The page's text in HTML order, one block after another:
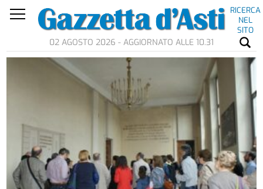
RICERCA
NEL
SITO
02 AGOSTO 2026 - AGGIORNATO ALLE 10.31